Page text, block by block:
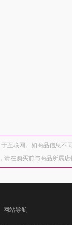
互联网。如商品信息
在购买前与商品所属
网站导航